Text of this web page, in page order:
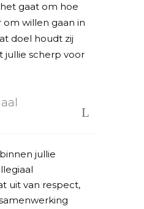
gaat om hoe
willen gaan in
doel houdt zij
jullie scherp voor
jullie
uit van respect,